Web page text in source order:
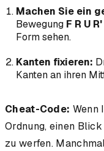
Machen Sie ein
Bewegung F R U
Form sehen.
Kanten fixieren:
Kanten an ihren
Cheat-Code: Wenn
Ordnung, einen
zu werfen.